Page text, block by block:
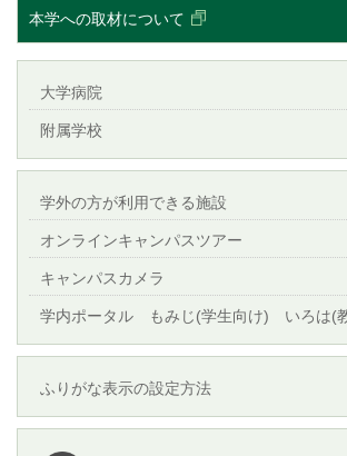
本学への取材について
大学病院
附属学校
学外の方が利用できる施設
オンラインキャンパスツアー
キャンパスカメラ
学内ポータル もみじ(学生向け) いろは(
ふりがな表示の設定方法